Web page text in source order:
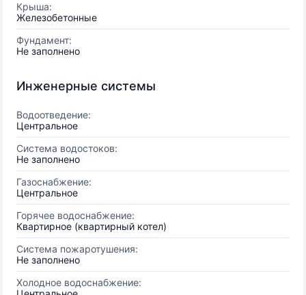
Крыша:
Железобетонные
Фундамент:
Не заполнено
Инженерные системы
Водоотведение:
Центральное
Система водостоков:
Не заполнено
Газоснабжение:
Центральное
Горячее водоснабжение:
Квартирное (квартирный котел)
Система пожаротушения:
Не заполнено
Холодное водоснабжение: